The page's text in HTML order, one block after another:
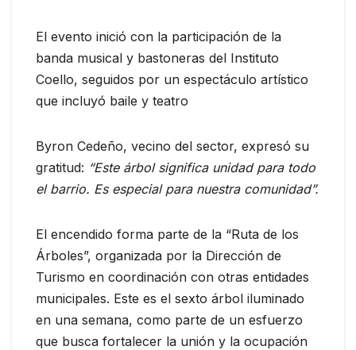
El evento inició con la participación de la
banda musical y bastoneras del Instituto
Coello, seguidos por un espectáculo artístico
que incluyó baile y teatro
Byron Cedeño, vecino del sector, expresó su
gratitud: “Este árbol significa unidad para todo
el barrio. Es especial para nuestra comunidad”.
El encendido forma parte de la “Ruta de los
Árboles”, organizada por la Dirección de
Turismo en coordinación con otras entidades
municipales. Este es el sexto árbol iluminado
en una semana, como parte de un esfuerzo
que busca fortalecer la unión y la ocupación